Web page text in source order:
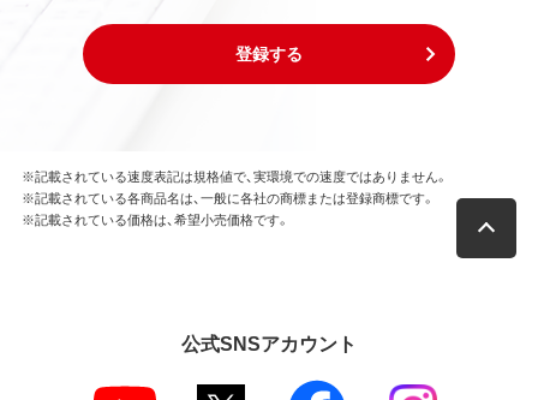
登録する
※記載されている速度表記は規格値で、実環境での速度ではありません。
※記載されている各商品名は、一般に各社の商標または登録商標です。
※記載されている価格は、希望小売価格です。
公式SNSアカウント